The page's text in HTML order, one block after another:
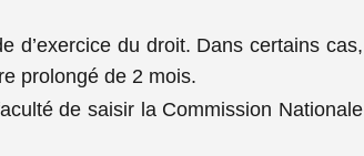
d’exercice du droit. Dans certains cas,
prolongé de 2 mois.
de saisir la Commission Nationale